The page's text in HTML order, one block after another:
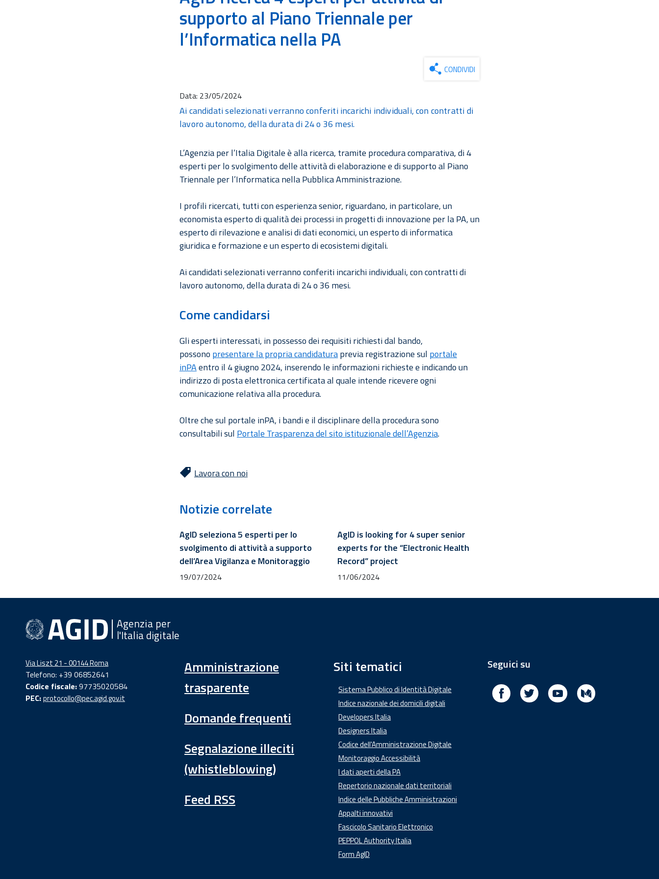
supporto al Piano Triennale per
l’Informatica nella PA
CONDIVIDI
Data: 23/05/2024
Ai candidati selezionati verranno conferiti incarichi individuali, con contratti di
lavoro autonomo, della durata di 24 o 36 mesi.
L’Agenzia per l’Italia Digitale è alla ricerca, tramite procedura comparativa, di 4
esperti per lo svolgimento delle attività di elaborazione e di supporto al Piano
Triennale per l’Informatica nella Pubblica Amministrazione.
I profili ricercati, tutti con esperienza senior, riguardano, in particolare, un
economista esperto di qualità dei processi in progetti di innovazione per la PA, un
esperto di rilevazione e analisi di dati economici, un esperto di informatica
giuridica e formazione e un esperto di ecosistemi digitali.
Ai candidati selezionati verranno conferiti incarichi individuali, con contratti di
lavoro autonomo, della durata di 24 o 36 mesi.
Come candidarsi
Gli esperti interessati, in possesso dei requisiti richiesti dal bando,
possono presentare la propria candidaturaprevia registrazione sul portale
inPAentro il 4 giugno 2024, inserendo le informazioni richieste e indicando un
indirizzo di posta elettronica certificata al quale intende ricevere ogni
comunicazione relativa alla procedura.
Oltre che sul portale inPA, i bandi e il disciplinare della procedura sono
consultabili sul Portale Trasparenza del sito istituzionale dell’Agenzia.
Lavora con noi
Notizie correlate
AgID seleziona 5 esperti per lo
svolgimento di attività a supporto
dell’Area Vigilanza e Monitoraggio
19/07/2024
AgID is looking for 4 super senior
experts for the “Electronic Health
Record” project
11/06/2024
Agenzia per
l'Italia digitale
Via Liszt 21 - 00144 Roma
Telefono: +39 06852641
Codice fiscale:97735020584
PEC:protocollo@pec.agid.gov.it
Amministrazione
trasparente
Domande frequenti
Segnalazione illeciti
(whistleblowing)
Feed RSS
Siti tematici
Sistema Pubblico di Identità Digitale
Indice nazionale dei domicili digitali
Developers Italia
Designers Italia
Codice dell'Amministrazione Digitale
Monitoraggio Accessibilità
I dati aperti della PA
Repertorio nazionale dati territoriali
Indice delle Pubbliche Amministrazioni
Appalti innovativi
Fascicolo Sanitario Elettronico
PEPPOL Authority Italia
Form AgID
Seguici su
Facebook Twitter Youtube